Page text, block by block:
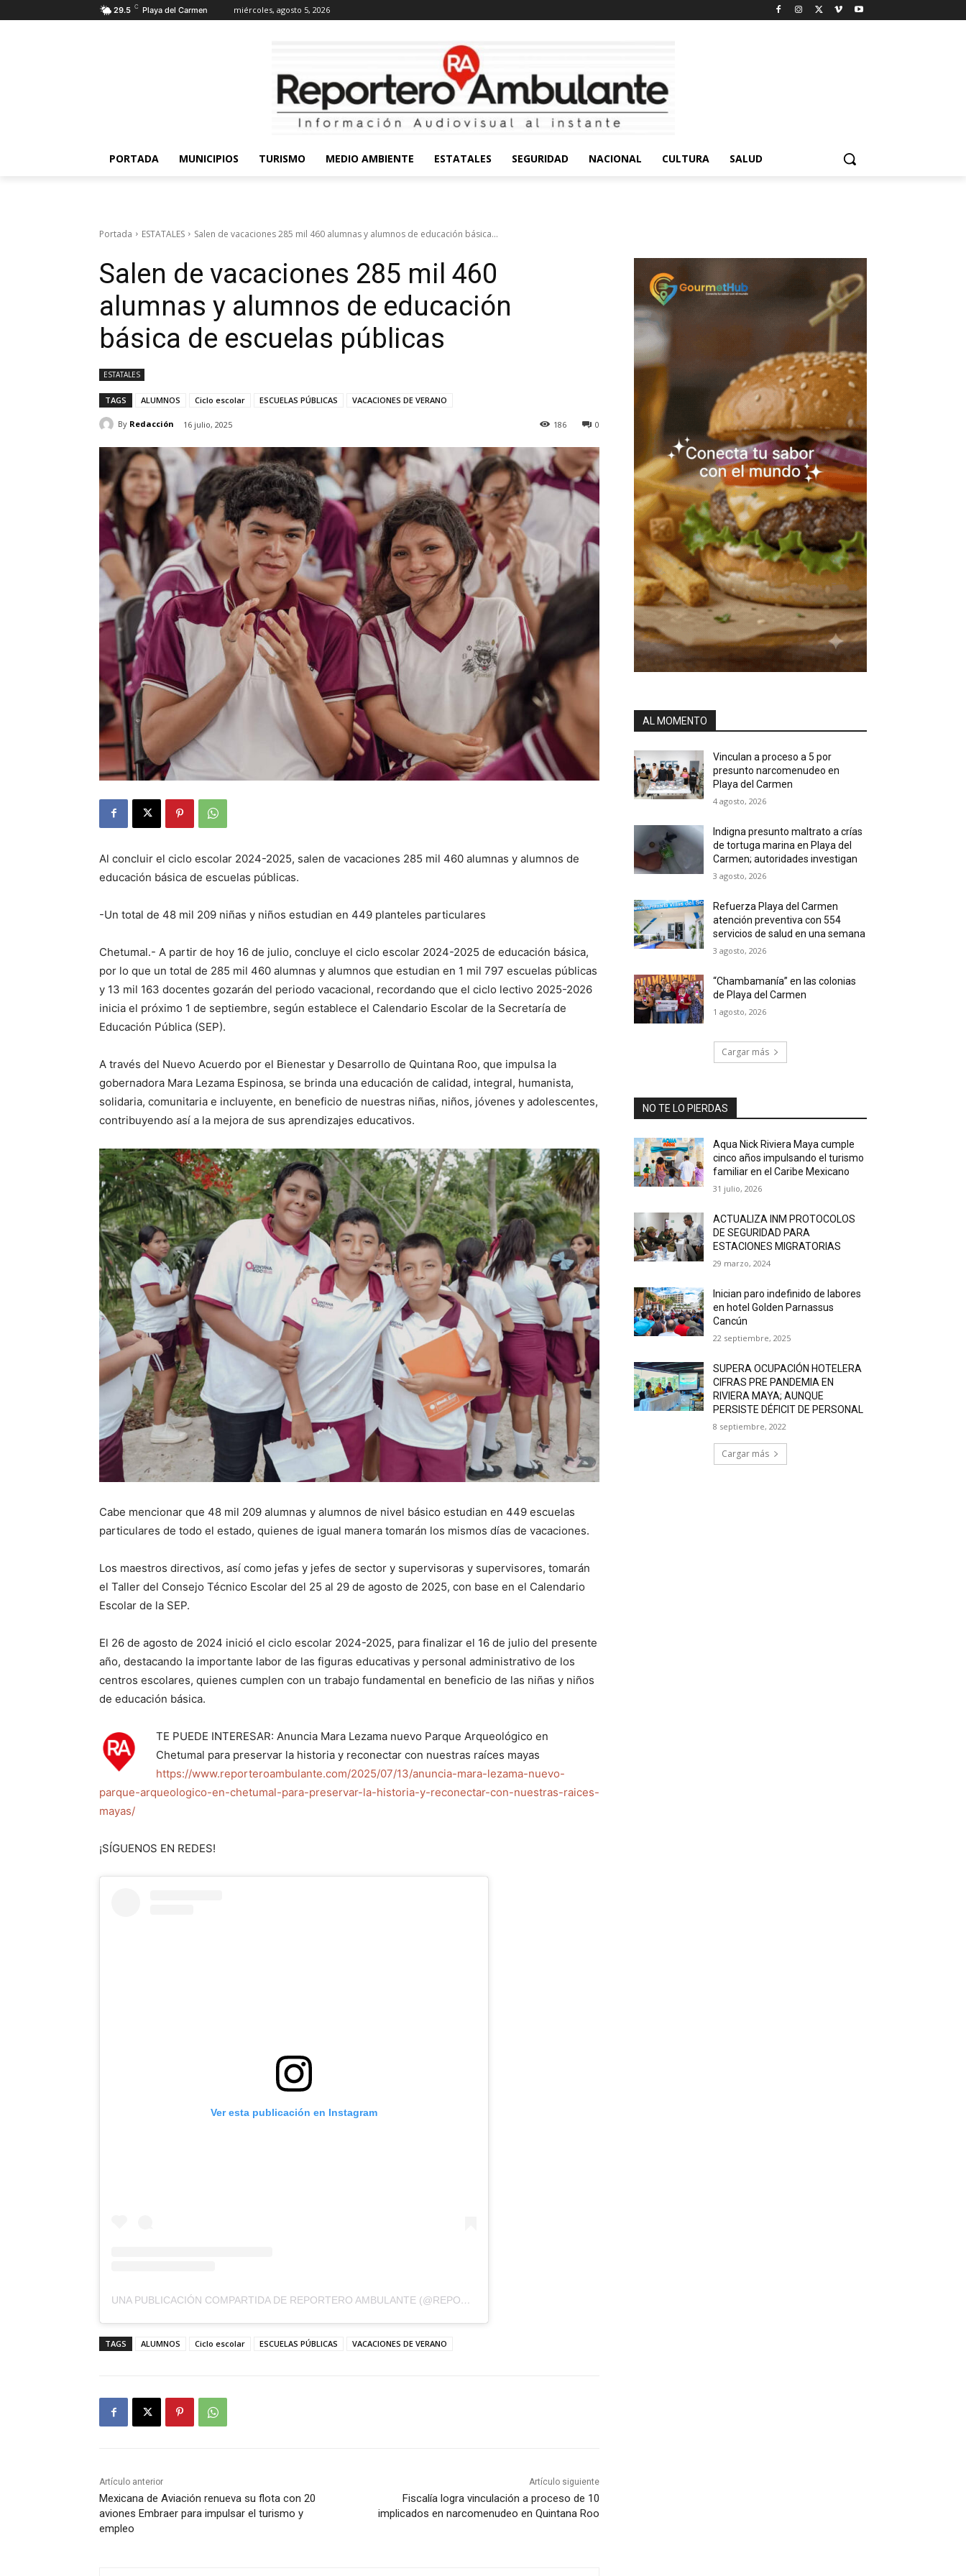
29.5 C Playa del Carmen miércoles, agosto 5, 2026
PORTADA MUNICIPIOS TURISMO MEDIO AMBIENTE ESTATALES SEGURIDAD NACIONAL CULTURA SALUD
Portada ESTATALES Salen de vacaciones 285 mil 460 alumnas y alumnos de educación básica...
Salen de vacaciones 285 mil 460
alumnas y alumnos de educación
básica de escuelas públicas
ESTATALES
TAGS ALUMNOS Ciclo escolar ESCUELAS PÚBLICAS VACACIONES DE VERANO
By Redacción 16 julio, 2025 0
186
Al concluir el ciclo escolar 2024-2025, salen de vacaciones 285 mil 460 alumnas y alumnos de
educación básica de escuelas públicas.
-Un total de 48 mil 209 niñas y niños estudian en 449 planteles particulares
Chetumal.- A partir de hoy 16 de julio, concluye el ciclo escolar 2024-2025 de educación básica,
por lo que un total de 285 mil 460 alumnas y alumnos que estudian en 1 mil 797 escuelas públicas
y 13 mil 163 docentes gozarán del periodo vacacional, recordando que el ciclo lectivo 2025-2026
inicia el próximo 1 de septiembre, según establece el Calendario Escolar de la Secretaría de
Educación Pública (SEP).
A través del Nuevo Acuerdo por el Bienestar y Desarrollo de Quintana Roo, que impulsa la
gobernadora Mara Lezama Espinosa, se brinda una educación de calidad, integral, humanista,
solidaria, comunitaria e incluyente, en beneficio de nuestras niñas, niños, jóvenes y adolescentes,
contribuyendo así a la mejora de sus aprendizajes educativos.
Cabe mencionar que 48 mil 209 alumnas y alumnos de nivel básico estudian en 449 escuelas
particulares de todo el estado, quienes de igual manera tomarán los mismos días de vacaciones.
Los maestros directivos, así como jefas y jefes de sector y supervisoras y supervisores, tomarán
el Taller del Consejo Técnico Escolar del 25 al 29 de agosto de 2025, con base en el Calendario
Escolar de la SEP.
El 26 de agosto de 2024 inició el ciclo escolar 2024-2025, para finalizar el 16 de julio del presente
año, destacando la importante labor de las figuras educativas y personal administrativo de los
centros escolares, quienes cumplen con un trabajo fundamental en beneficio de las niñas y niños
de educación básica.
TE PUEDE INTERESAR: Anuncia Mara Lezama nuevo Parque Arqueológico en
Chetumal para preservar la historia y reconectar con nuestras raíces mayas
https://www.reporteroambulante.com/2025/07/13/anuncia-mara-lezama-nuevo-
parque-arqueologico-en-chetumal-para-preservar-la-historia-y-reconectar-con-nuestras-raices-
mayas/
¡SÍGUENOS EN REDES!
Ver esta publicación en Instagram
UNA PUBLICACIÓN COMPARTIDA DE REPORTERO AMBULANTE (@REPORTEROAMBULANTE)
TAGS ALUMNOS Ciclo escolar ESCUELAS PÚBLICAS VACACIONES DE VERANO
Artículo anterior
Mexicana de Aviación renueva su flota con 20
aviones Embraer para impulsar el turismo y
empleo
Artículo siguiente
Fiscalía logra vinculación a proceso de 10
implicados en narcomenudeo en Quintana Roo
AL MOMENTO
Vinculan a proceso a 5 por
presunto narcomenudeo en
Playa del Carmen
4 agosto, 2026
Indigna presunto maltrato a crías
de tortuga marina en Playa del
Carmen; autoridades investigan
3 agosto, 2026
Refuerza Playa del Carmen
atención preventiva con 554
servicios de salud en una semana
3 agosto, 2026
“Chambamanía” en las colonias
de Playa del Carmen
1 agosto, 2026
Cargar más
NO TE LO PIERDAS
Aqua Nick Riviera Maya cumple
cinco años impulsando el turismo
familiar en el Caribe Mexicano
31 julio, 2026
ACTUALIZA INM PROTOCOLOS
DE SEGURIDAD PARA
ESTACIONES MIGRATORIAS
29 marzo, 2024
Inician paro indefinido de labores
en hotel Golden Parnassus
Cancún
22 septiembre, 2025
SUPERA OCUPACIÓN HOTELERA
CIFRAS PRE PANDEMIA EN
RIVIERA MAYA; AUNQUE
PERSISTE DÉFICIT DE PERSONAL
8 septiembre, 2022
Cargar más